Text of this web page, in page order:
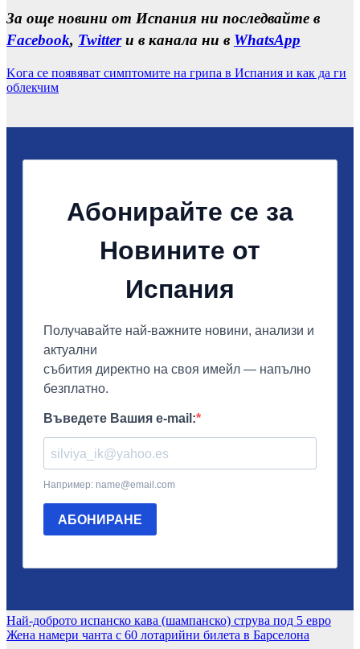
За още новини от Испания ни последвайте в
Facebook, Twitterи в канала ни в WhatsApp
Kога се появяват симптомите на грипа в Испания и как да ги
облекчим
Навигация
Най-доброто испанско кава (шампанско) струва под 5 евро
Жена намери чанта с 60 лотарийни билета в Барселона